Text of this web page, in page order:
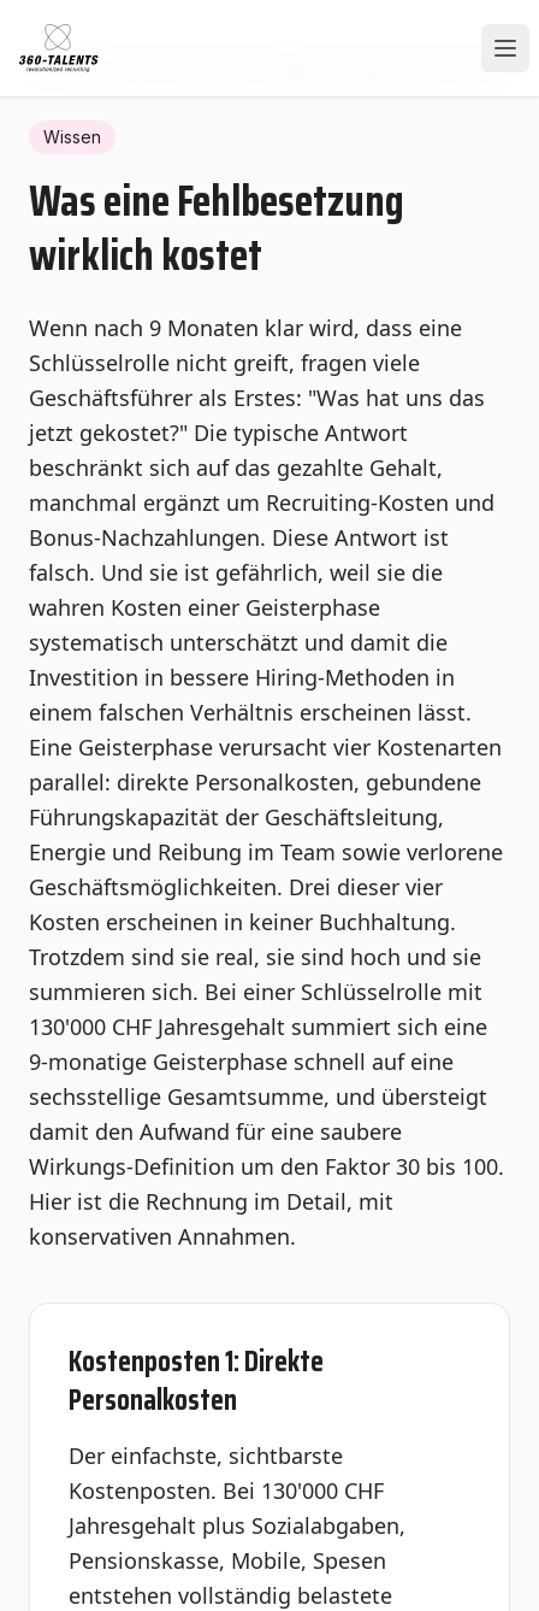
Home/Hub
Wissen
Was eine Fehlbesetzung
wirklich kostet
Wenn nach 9 Monaten klar wird, dass eine
Schlüsselrolle nicht greift, fragen viele
Geschäftsführer als Erstes: "Was hat uns das
jetzt gekostet?" Die typische Antwort
beschränkt sich auf das gezahlte Gehalt,
manchmal ergänzt um Recruiting-Kosten und
Bonus-Nachzahlungen. Diese Antwort ist
falsch. Und sie ist gefährlich, weil sie die
wahren Kosten einer Geisterphase
systematisch unterschätzt und damit die
Investition in bessere Hiring-Methoden in
einem falschen Verhältnis erscheinen lässt.
Eine Geisterphase verursacht vier Kostenarten
parallel: direkte Personalkosten, gebundene
Führungskapazität der Geschäftsleitung,
Energie und Reibung im Team sowie verlorene
Geschäftsmöglichkeiten. Drei dieser vier
Kosten erscheinen in keiner Buchhaltung.
Trotzdem sind sie real, sie sind hoch und sie
summieren sich. Bei einer Schlüsselrolle mit
130'000 CHF Jahresgehalt summiert sich eine
9-monatige Geisterphase schnell auf eine
sechsstellige Gesamtsumme, und übersteigt
damit den Aufwand für eine saubere
Wirkungs-Definition um den Faktor 30 bis 100.
Hier ist die Rechnung im Detail, mit
konservativen Annahmen.
Kostenposten 1: Direkte
Personalkosten
Der einfachste, sichtbarste
Kostenposten. Bei 130'000 CHF
Jahresgehalt plus Sozialabgaben,
Pensionskasse, Mobile, Spesen
entstehen vollständig belastete